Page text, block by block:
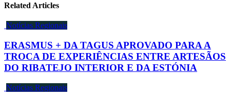
Related Articles
Notícias Regionais
ERASMUS + DA TAGUS APROVADO PARA A
TROCA DE EXPERIÊNCIAS ENTRE ARTESÃOS
DO RIBATEJO INTERIOR E DA ESTÓNIA
Notícias Regionais